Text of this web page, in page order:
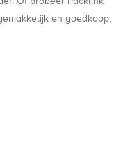
en goedkoop.